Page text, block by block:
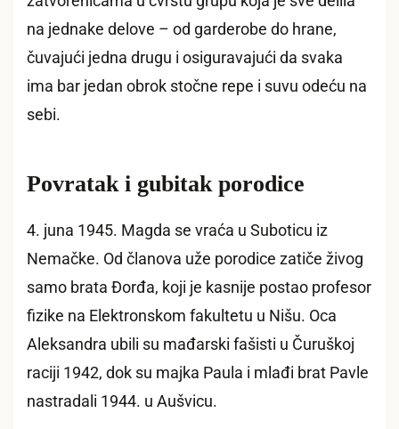
na jednake delove – od garderobe do hrane,
čuvajući jedna drugu i osiguravajući da svaka
ima bar jedan obrok stočne repe i suvu odeću na
sebi.
Povratak i gubitak porodice
4. juna 1945. Magda se vraća u Suboticu iz
Nemačke. Od članova uže porodice zatiče živog
samo brata Đorđa, koji je kasnije postao profesor
fizike na Elektronskom fakultetu u Nišu. Oca
Aleksandra ubili su mađarski fašisti u Čuruškoj
raciji 1942, dok su majka Paula i mlađi brat Pavle
nastradali 1944. u Aušvicu.